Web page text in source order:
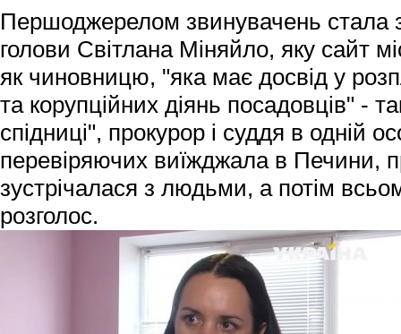
Першоджерелом звинувачень стала
голови Світлана Міняйло, яку сайт
як чиновницю, "яка має досвід у
та корупційних діянь посадовців" -
спідниці", прокурор і суддя в одній
перевіряючих виїжджала в Печини,
зустрічалася з людьми, а потім
розголос.